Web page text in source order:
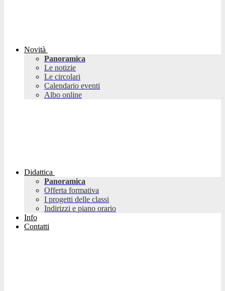
Novità
Panoramica
Le notizie
Le circolari
Calendario eventi
Albo online
Didattica
Panoramica
Offerta formativa
I progetti delle classi
Indirizzi e piano orario
Info
Contatti